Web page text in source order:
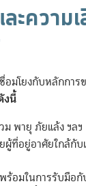
ะควา
มโยงกับหลักกา
งนี้
ม พายุ ภัยแล้ง ฯลฯ
ผู้ที่อยู่อาศัยใกล้
ร้อมในการรับมื